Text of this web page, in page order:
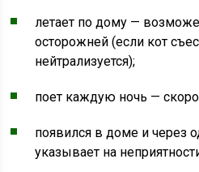
летает по дому —
осторожней (если кот
нейтрализуется);
поет каждую ночь — скоро
появился в доме и через
указывает на